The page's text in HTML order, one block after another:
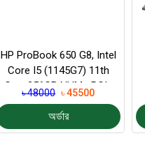
HP ProBook 650 G8, Intel
Core I5 (1145G7) 11th
Gen, 256GB NVMe PCIe
Gen3 SSD, 8G...
৳ 48000 ৳ 45500
অর্ডার